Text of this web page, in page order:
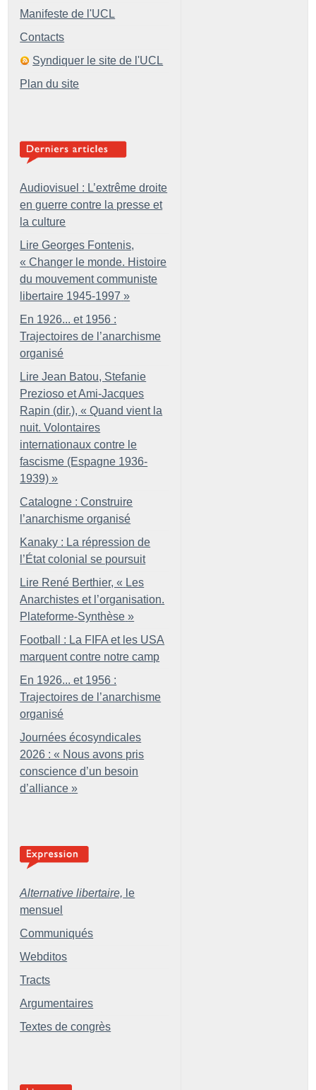
Manifeste de l'UCL
Contacts
Syndiquer le site de l'UCL
Plan du site
Audiovisuel : L’extrême droite
en guerre contre la presse et
la culture
Lire Georges Fontenis,
« Changer le monde. Histoire
du mouvement communiste
libertaire 1945-1997 »
En 1926... et 1956 :
Trajectoires de l’anarchisme
organisé
Lire Jean Batou, Stefanie
Prezioso et Ami-Jacques
Rapin (dir.), « Quand vient la
nuit. Volontaires
internationaux contre le
fascisme (Espagne 1936-
1939) »
Catalogne : Construire
l’anarchisme organisé
Kanaky : La répression de
l’État colonial se poursuit
Lire René Berthier, « Les
Anarchistes et l’organisation.
Plateforme-Synthèse »
Football : La FIFA et les USA
marquent contre notre camp
En 1926... et 1956 :
Trajectoires de l’anarchisme
organisé
Journées écosyndicales
2026 : « Nous avons pris
conscience d’un besoin
d’alliance »
Alternative libertaire, le
mensuel
Communiqués
Webditos
Tracts
Argumentaires
Textes de congrès